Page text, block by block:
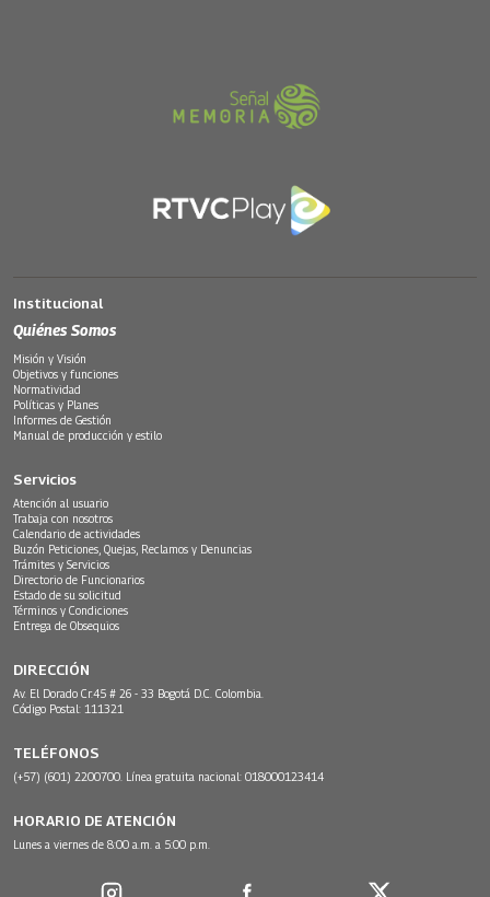
Institucional
Quiénes Somos
Misión y Visión
Objetivos y funciones
Normatividad
Políticas y Planes
Informes de Gestión
Manual de producción y estilo
Servicios
Atención al usuario
Trabaja con nosotros
Calendario de actividades
Buzón Peticiones, Quejas, Reclamos y Denuncias
Trámites y Servicios
Directorio de Funcionarios
Estado de su solicitud
Términos y Condiciones
Entrega de Obsequios
DIRECCIÓN
Av. El Dorado Cr.45 # 26 - 33 Bogotá D.C. Colombia.
Código Postal: 111321
TELÉFONOS
(+57) (601) 2200700. Línea gratuita nacional: 018000123414
HORARIO DE ATENCIÓN
Lunes a viernes de 8:00 a.m. a 5:00 p.m.